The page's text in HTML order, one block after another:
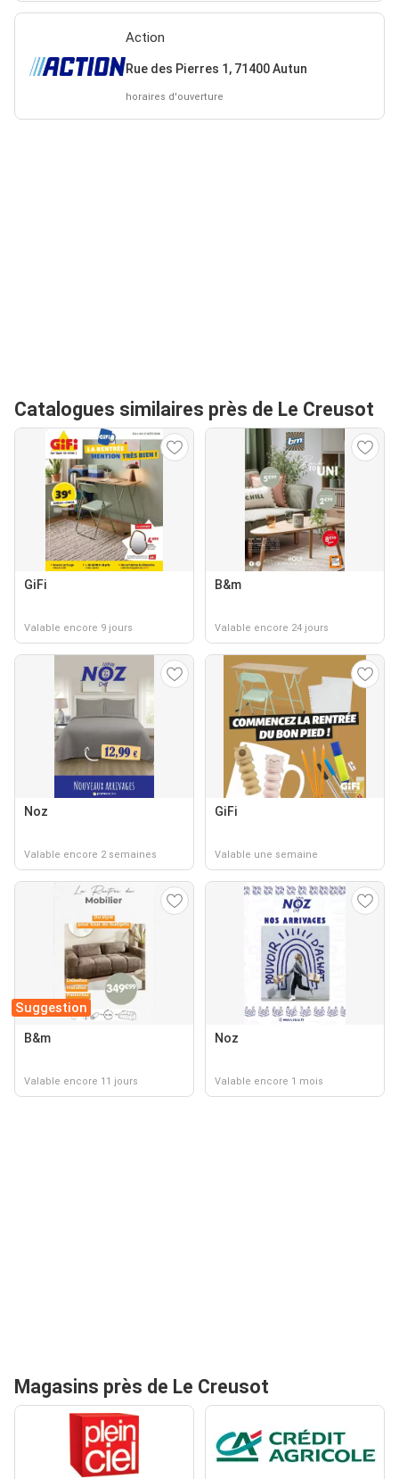
Action
Rue des Pierres 1, 71400 Autun
horaires d'ouverture
Catalogues similaires près de Le Creusot
GiFi
Valable encore 9 jours
B&m
Valable encore 24 jours
Noz
Valable encore 2 semaines
GiFi
Valable une semaine
Suggestion
B&m
Valable encore 11 jours
Noz
Valable encore 1 mois
Magasins près de Le Creusot